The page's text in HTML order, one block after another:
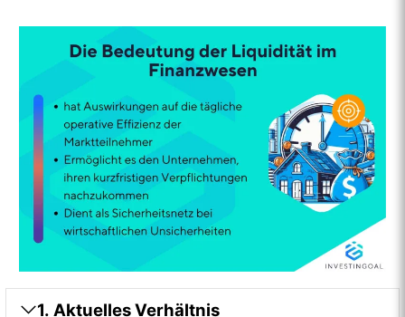
1. Aktuelles Verhältnis